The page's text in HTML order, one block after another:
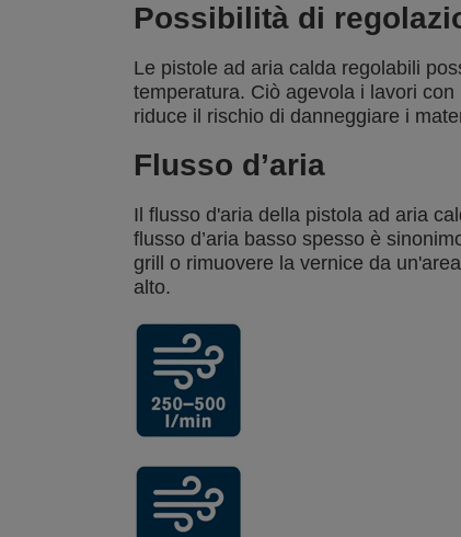
Possibilità di
Le pistole ad aria calda regolabili
temperatura. Ciò agevola i lavori
riduce il rischio di danneggiare i
Flusso d’aria
Il flusso d'aria della pistola ad aria
flusso d’aria basso spesso è
grill o rimuovere la vernice da
alto.